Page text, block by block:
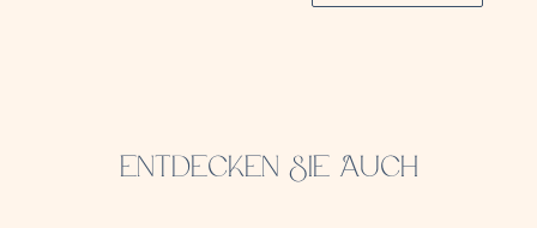
ENTDECKEN SIE AUCH